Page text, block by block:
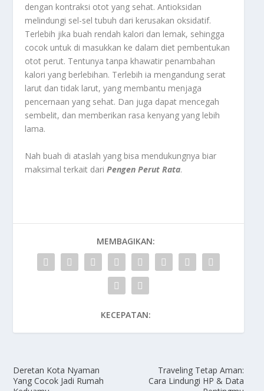
dengan kontraksi otot yang sehat. Antioksidan
melindungi sel-sel tubuh dari kerusakan oksidatif.
Terlebih jika buah rendah kalori dan lemak, sehingga
cocok untuk di masukkan ke dalam diet pembentukan
otot perut. Tentunya tanpa khawatir penambahan
kalori yang berlebihan. Terlebih ia mengandung serat
larut dan tidak larut, yang membantu menjaga
pencernaan yang sehat. Dan juga dapat mencegah
sembelit, dan memberikan rasa kenyang yang lebih
lama.
Nah buah di ataslah yang bisa mendukungnya biar
maksimal terkait dariPengen Perut Rata.
MEMBAGIKAN:
KECEPATAN:
Deretan Kota Nyaman
Yang Cocok Jadi Rumah
Traveling Tetap Aman:
Cara Lindungi HP & Data